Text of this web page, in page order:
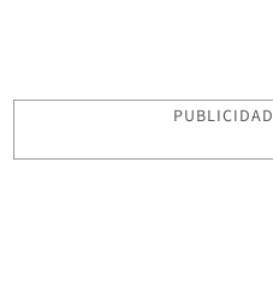
PUBLICIDAD